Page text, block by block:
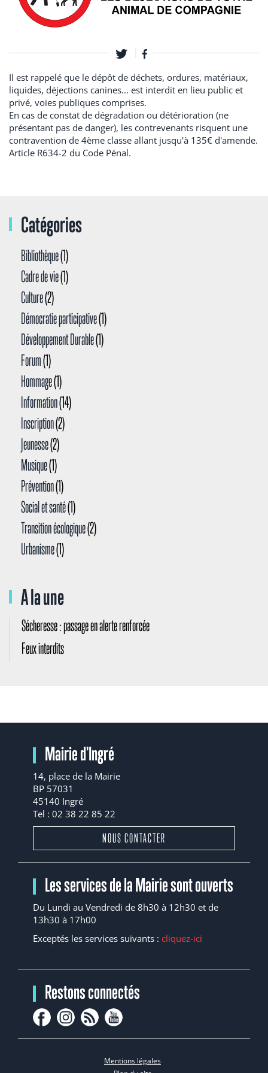
Il est rappelé que le dépôt de déchets, ordures, matériaux,
liquides, déjections canines... est interdit en lieu public et
privé, voies publiques comprises.
En cas de constat de dégradation ou détérioration (ne
présentant pas de danger), les contrevenants risquent une
contravention de 4ème classe allant jusqu'à 135€ d'amende.
Article R634-2 du Code Pénal.
Catégories
Bibliothèque(1)
Cadre de vie(1)
Culture(2)
Démocratie participative(1)
Développement Durable(1)
Forum(1)
Hommage(1)
Information(14)
Inscription(2)
Jeunesse(2)
Musique(1)
Prévention(1)
Social et santé(1)
Transition écologique(2)
Urbanisme(1)
A la une
Sécheresse : passage en alerte renforcée
Feux interdits
Mairie d'Ingré
14, place de la Mairie
BP 57031
45140 Ingré
Tel : 02 38 22 85 22
NOUS CONTACTER
Les services de la Mairie sont ouverts
Du Lundi au Vendredi de 8h30 à 12h30 et de
13h30 à 17h00
Exceptés les services suivants : cliquez-ici
Restons connectés
Mentions légales